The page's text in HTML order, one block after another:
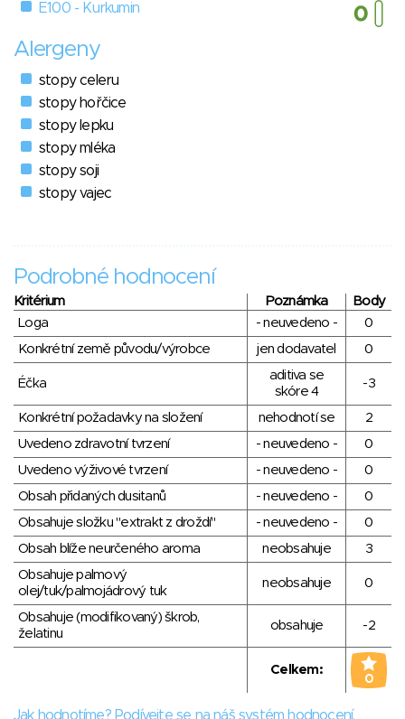
E100 - Kurkumin
Alergeny
stopy celeru
stopy hořčice
stopy lepku
stopy mléka
stopy soji
stopy vajec
Podrobné hodnocení
Kritérium Poznámka
Body
Loga
- neuvedeno -
0
Konkrétní země původu/výrobce
jen dodavatel 0
Éčka
aditiva se
skóre 4
-3
Konkrétní požadavky na složení nehodnotí se
2
Uvedeno zdravotní tvrzení
- neuvedeno -
0
Uvedeno výživové tvrzení
- neuvedeno -
0
Obsah přidaných dusitanů
- neuvedeno -
0
Obsahuje složku "extrakt z droždí"
- neuvedeno -
0
Obsah blíže neurčeného aroma
neobsahuje
3
Obsahuje palmový
olej/tuk/palmojádrový tuk
neobsahuje 0
Obsahuje (modifikovaný) škrob,
želatinu
obsahuje -2
Celkem:
0
Jak hodnotíme? Podívejte se na náš systém hodnocení.